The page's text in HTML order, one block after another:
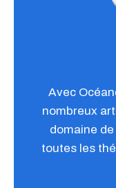
Avec
nombreux
domaine
toutes les